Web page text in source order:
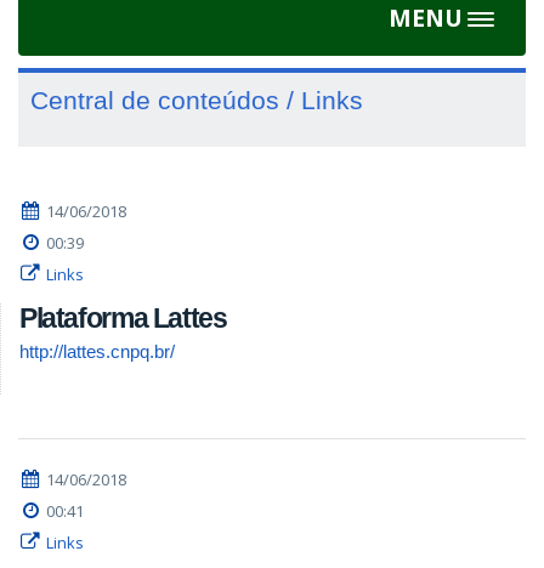
MENU
Toggle
Central de conteúdos / Links
14/06/2018
00:39
Links
Plataforma Lattes
http://lattes.cnpq.br/
14/06/2018
00:41
Links